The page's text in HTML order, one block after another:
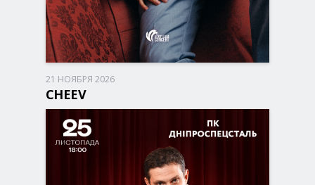
490 - 1 450 грн
БИЛЕТЫ
21 НОЯБРЯ 2026
CHEEV